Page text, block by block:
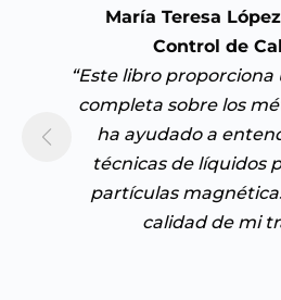
María Teresa
Control de
“Este libro proporciona
completa sobre los
ha ayudado a
técnicas de líquidos
partículas
calidad de mi